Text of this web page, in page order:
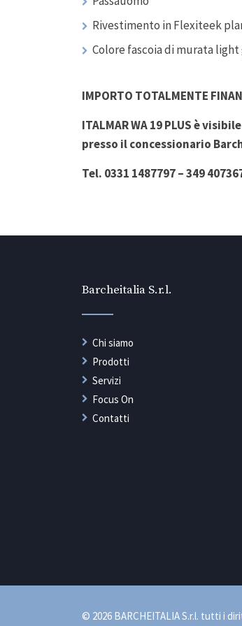
Rivestimento in Flexiteek
Colore fascoia di murata light
IMPORTO TOTALMENTE
ITALMAR WA 19 PLUS è
presso il concessionario
Tel. 0331 1487797 – 349
Barcheitalia S.r.l.
Chi siamo
Prodotti
Servizi
Focus On
Contatti
© 2026 BARCHEITALIA S.r.l. tutti i